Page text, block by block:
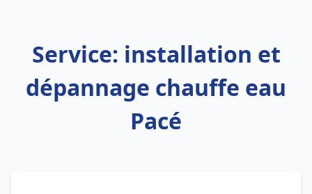
Service: installation et
dépannage chauffe eau
Pacé